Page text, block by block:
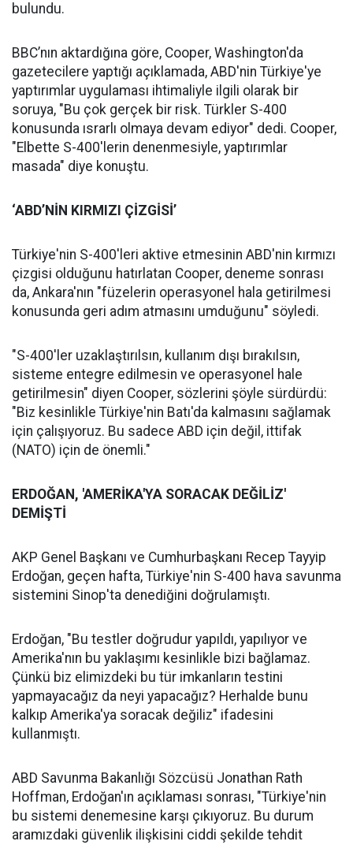
bulundu.
BBC’nın aktardığına göre, Cooper, Washington'da
gazetecilere yaptığı açıklamada, ABD'nin Türkiye'ye
yaptırımlar uygulaması ihtimaliyle ilgili olarak bir
soruya, "Bu çok gerçek bir risk. Türkler S-400
konusunda ısrarlı olmaya devam ediyor" dedi. Cooper,
"Elbette S-400'lerin denenmesiyle, yaptırımlar
masada" diye konuştu.
‘ABD’NİN KIRMIZI ÇİZGİSİ’
Türkiye'nin S-400'leri aktive etmesinin ABD'nin kırmızı
çizgisi olduğunu hatırlatan Cooper, deneme sonrası
da, Ankara'nın "füzelerin operasyonel hala getirilmesi
konusunda geri adım atmasını umduğunu" söyledi.
"S-400'ler uzaklaştırılsın, kullanım dışı bırakılsın,
sisteme entegre edilmesin ve operasyonel hale
getirilmesin" diyen Cooper, sözlerini şöyle sürdürdü:
"Biz kesinlikle Türkiye'nin Batı'da kalmasını sağlamak
için çalışıyoruz. Bu sadece ABD için değil, ittifak
(NATO) için de önemli."
ERDOĞAN, 'AMERİKA'YA SORACAK DEĞİLİZ'
DEMİŞTİ
AKP Genel Başkanı ve Cumhurbaşkanı Recep Tayyip
Erdoğan, geçen hafta, Türkiye'nin S-400 hava savunma
sistemini Sinop'ta denediğini doğrulamıştı.
Erdoğan, "Bu testler doğrudur yapıldı, yapılıyor ve
Amerika'nın bu yaklaşımı kesinlikle bizi bağlamaz.
Çünkü biz elimizdeki bu tür imkanların testini
yapmayacağız da neyi yapacağız? Herhalde bunu
kalkıp Amerika'ya soracak değiliz" ifadesini
kullanmıştı.
ABD Savunma Bakanlığı Sözcüsü Jonathan Rath
Hoffman, Erdoğan'ın açıklaması sonrası, "Türkiye'nin
bu sistemi denemesine karşı çıkıyoruz. Bu durum
aramızdaki güvenlik ilişkisini ciddi şekilde tehdit